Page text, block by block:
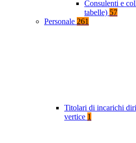
Consulenti e
tabelle) 57
Personale 261
Titolari di incarichi
vertice 1